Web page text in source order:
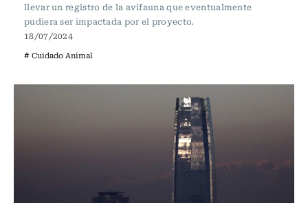
llevar un registro de la avifauna que eventualmente
pudiera ser impactada por el proyecto.
18/07/2024
# Cuidado Animal